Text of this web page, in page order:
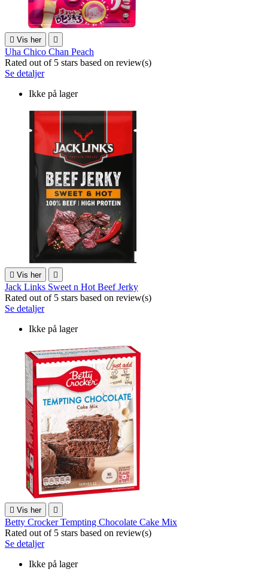
 Vis her 
Uha Chico Chan Peach
Rated out of 5 stars based on review(s)
Se detaljer
Ikke på lager
 Vis her 
Jack Links Sweet n Hot Beef Jerky
Rated out of 5 stars based on review(s)
Se detaljer
Ikke på lager
 Vis her 
Betty Crocker Tempting Chocolate Cake Mix
Rated out of 5 stars based on review(s)
Se detaljer
Ikke på lager